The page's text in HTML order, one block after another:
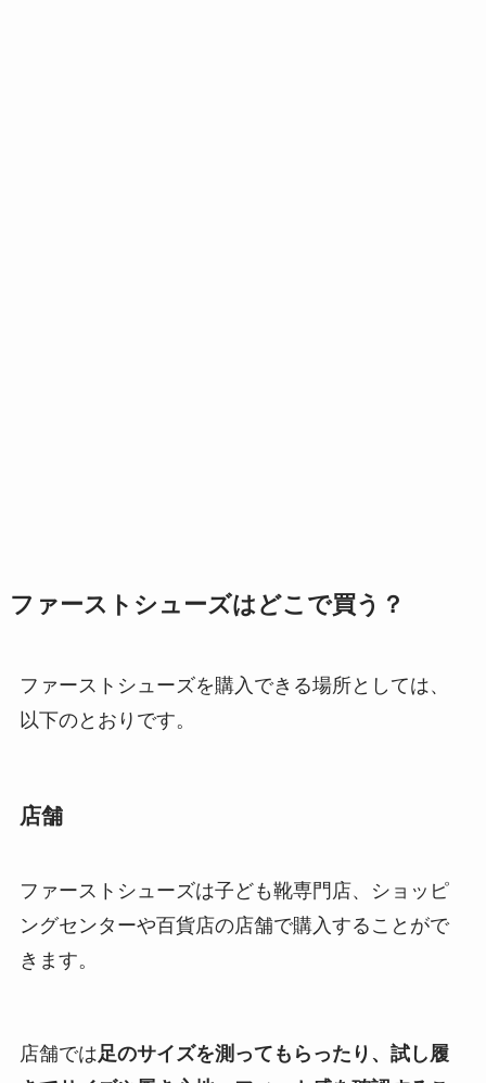
ファーストシューズはどこで買う？
ファーストシューズを購入できる場所としては、
以下のとおりです。
店舗
ファーストシューズは子ども靴専門店、ショッピ
ングセンターや百貨店の店舗で購入することがで
きます。
店舗では足のサイズを測ってもらったり、試し履